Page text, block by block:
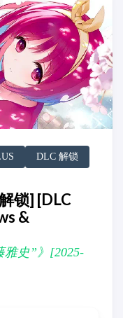
DLC 解锁
锁] [DLC
&
雅史”》[2025-